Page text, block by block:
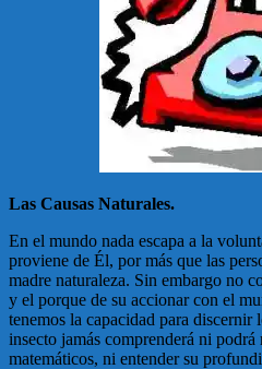
Las Causas Naturales.
En el mundo nada escapa a la
proviene de Él, por más que las
madre naturaleza. Sin embargo no
y el porque de su accionar con el
tenemos la capacidad para
insecto jamás comprenderá ni
matemáticos, ni entender su